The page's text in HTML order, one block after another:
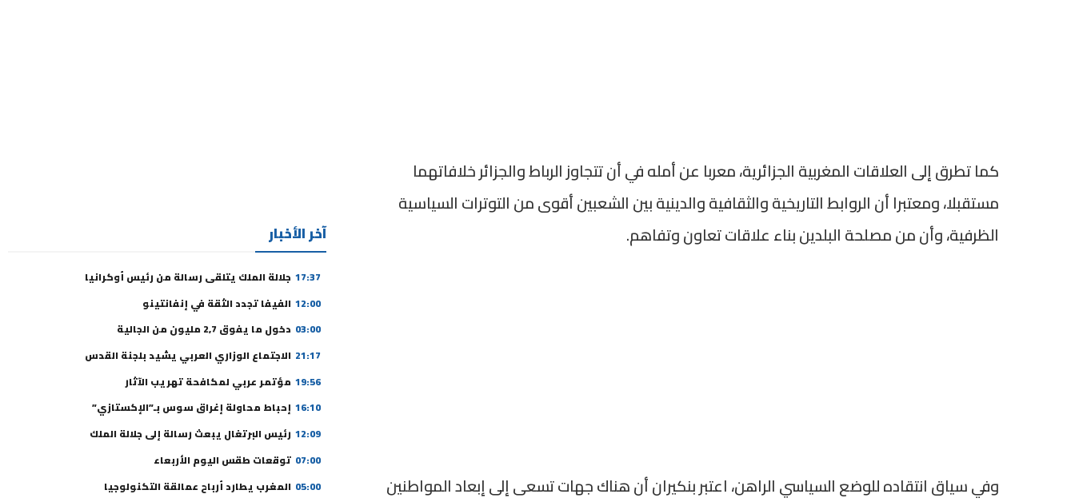
كما تطرق إلى العلاقات المغربية الجزائرية، معربا عن أمله في أن تتجاوز الرباط والجزائر خلافاتهما
مستقبلا، ومعتبرا أن الروابط التاريخية والثقافية والدينية بين الشعبين أقوى من التوترات السياسية
الظرفية، وأن من مصلحة البلدين بناء علاقات تعاون وتفاهم.
وفي سياق انتقاده للوضع السياسي الراهن، اعتبر بنكيران أن هناك جهات تسعى إلى إبعاد المواطنين
آخر الأخبار
17:37 جلالة الملك يتلقى رسالة من رئيس أوكرانيا
12:00 الفيفا تجدد الثقة في إنفانتينو
03:00 دخول ما يفوق 2,7 مليون من الجالية
21:17 الاجتماع الوزاري العربي يشيد بلجنة القدس
19:56 مؤتمر عربي لمكافحة تهريب الآثار
16:10 إحباط محاولة إغراق سوس بـ”الإكستازي”
12:09 رئيس البرتغال يبعث رسالة إلى جلالة الملك
07:00 توقعات طقس اليوم الأربعاء
05:00 المغرب يطارد أرباح عمالقة التكنولوجيا